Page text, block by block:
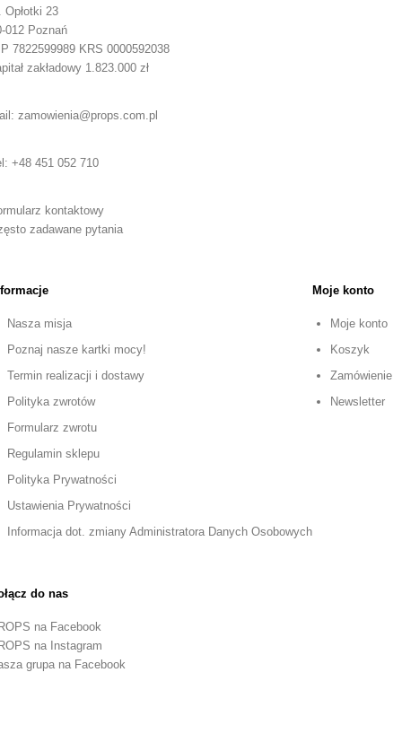
Opłotki 23
012 Poznań
7822599989 KRS 0000592038
zakładowy 1.823.000 zł
zamowienia@props.com.pl
+48 451 052 710
kontaktowy
zadawane pytania
Nasza misja
Poznaj nasze kartki mocy!
Termin realizacji i dostawy
Polityka zwrotów
Formularz zwrotu
Regulamin sklepu
Polityka Prywatności
Ustawienia Prywatności
Informacja dot. zmiany Administratora Danych Osobowych
Moje konto
Moje konto
Koszyk
Zamówienie
Newsletter
do nas
na Facebook
na Instagram
grupa na Facebook